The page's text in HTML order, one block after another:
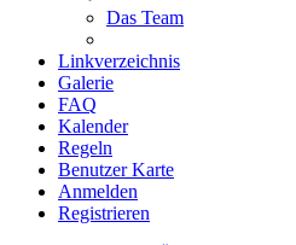
Das Team
Linkverzeichnis
Galerie
FAQ
Kalender
Regeln
Benutzer Karte
Anmelden
Registrieren